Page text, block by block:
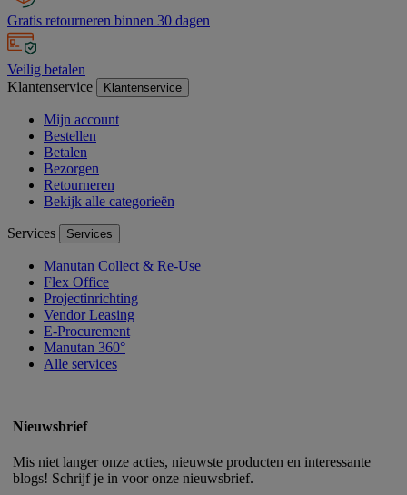
Gratis retourneren binnen 30 dagen
Veilig betalen
Klantenservice
Klantenservice
Mijn account
Bestellen
Betalen
Bezorgen
Retourneren
Bekijk alle categorieën
Services Services
Manutan Collect & Re-Use
Flex Office
Projectinrichting
Vendor Leasing
E-Procurement
Manutan 360°
Alle services
Nieuwsbrief
Mis niet langer onze acties, nieuwste producten en interessante
blogs! Schrijf je in voor onze nieuwsbrief.